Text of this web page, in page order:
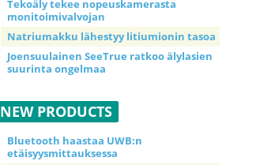
Tekoäly tekee nopeuskamerasta
monitoimivalvojan
Natriumakku lähestyy litiumionin tasoa
Joensuulainen SeeTrue ratkoo älylasien
suurinta ongelmaa
NEW PRODUCTS
Bluetooth haastaa UWB:n
etäisyysmittauksessa